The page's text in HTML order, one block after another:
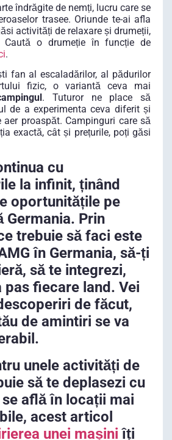
îndrăgite de nemți, lucru care se
trasee. Oriunde te-ai afla
activități de relaxare și drumeții,
Caută o drumeție în funcție de
.
fan al escaladărilor, al pădurilor
fizic, o variantă ceva mai
. Tuturor ne place să
de a experimenta ceva diferit și
proaspăt. Campinguri care să
exactă, cât și prețurile, poți găsi
cu
la infinit, ținând
oportunitățile pe
Germania. Prin
trebuie să faci este
în Germania, să-ți
să te integrezi,
pas fiecare land. Vei
de făcut,
de amintiri se va
unele activități de
să te deplasezi cu
află în locații mai
acest articol
unei mașini îți